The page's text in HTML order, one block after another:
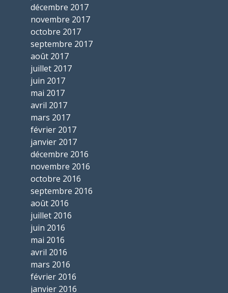
décembre 2017
novembre 2017
octobre 2017
septembre 2017
août 2017
juillet 2017
juin 2017
mai 2017
avril 2017
mars 2017
février 2017
janvier 2017
décembre 2016
novembre 2016
octobre 2016
septembre 2016
août 2016
juillet 2016
juin 2016
mai 2016
avril 2016
mars 2016
février 2016
janvier 2016